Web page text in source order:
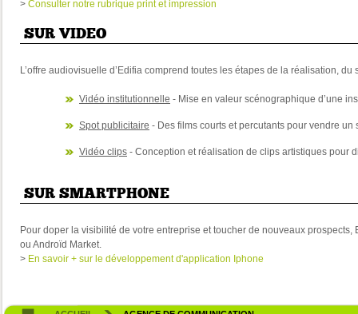
> Consulter notre rubrique print et impression
SUR VIDEO
L’offre audiovisuelle d’Edifia comprend toutes les étapes de la réalisation, du
Vidéo institutionnelle - Mise en valeur scénographique d’une
Spot publicitaire - Des films courts et percutants pour vendre un
Vidéo clips - Conception et réalisation de clips artistiques pour
SUR SMARTPHONE
Pour doper la visibilité de votre entreprise et toucher de nouveaux
ou Androïd Market.
> En savoir + sur le développement d'application Iphone